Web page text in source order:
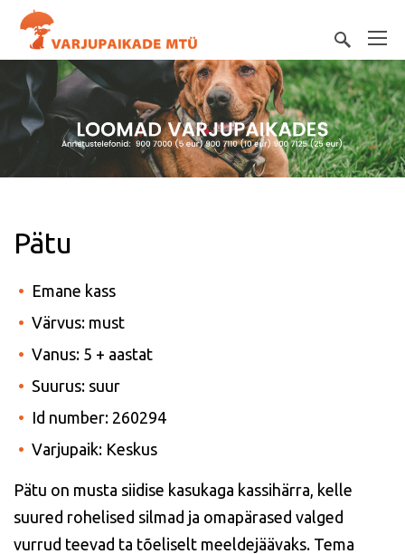
Pätu
Emane kass
Värvus: must
Vanus: 5 + aastat
Suurus: suur
Id number: 260294
Varjupaik: Keskus
Pätu on musta siidise kasukaga kassihärra, kelle
suured rohelised silmad ja omapärased valged
vurrud teevad ta tõeliselt meeldejäävaks. Tema